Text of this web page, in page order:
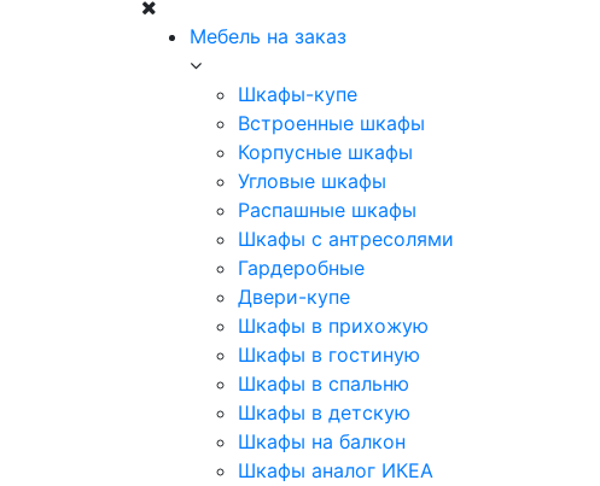
Мебель на заказ
Шкафы-купе
Встроенные шкафы
Корпусные шкафы
Угловые шкафы
Распашные шкафы
Шкафы с антресолями
Гардеробные
Двери-купе
Шкафы в прихожую
Шкафы в гостиную
Шкафы в спальню
Шкафы в детскую
Шкафы на балкон
Шкафы аналог ИКЕА